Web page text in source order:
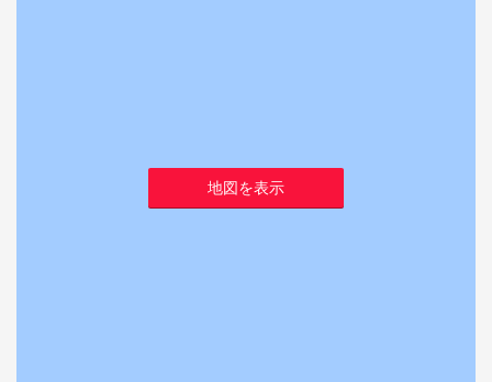
地図を表示